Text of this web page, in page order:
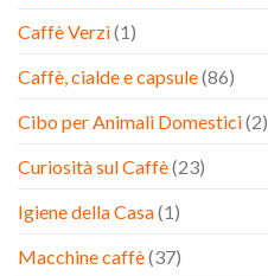
Caffè Verzì(1)
Caffè, cialde e capsule(86)
Cibo per Animali Domestici(2)
Curiosità sul Caffè(23)
Igiene della Casa(1)
Macchine caffè(37)